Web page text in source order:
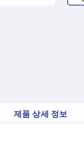
제품 상세 정보